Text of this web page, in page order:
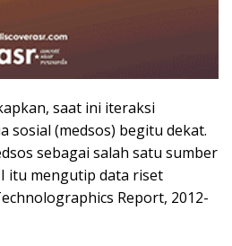
saat ini iteraksi
sosial (medsos) begitu dekat.
sebagai salah satu sumber
itu mengutip data riset
Report, 2012-